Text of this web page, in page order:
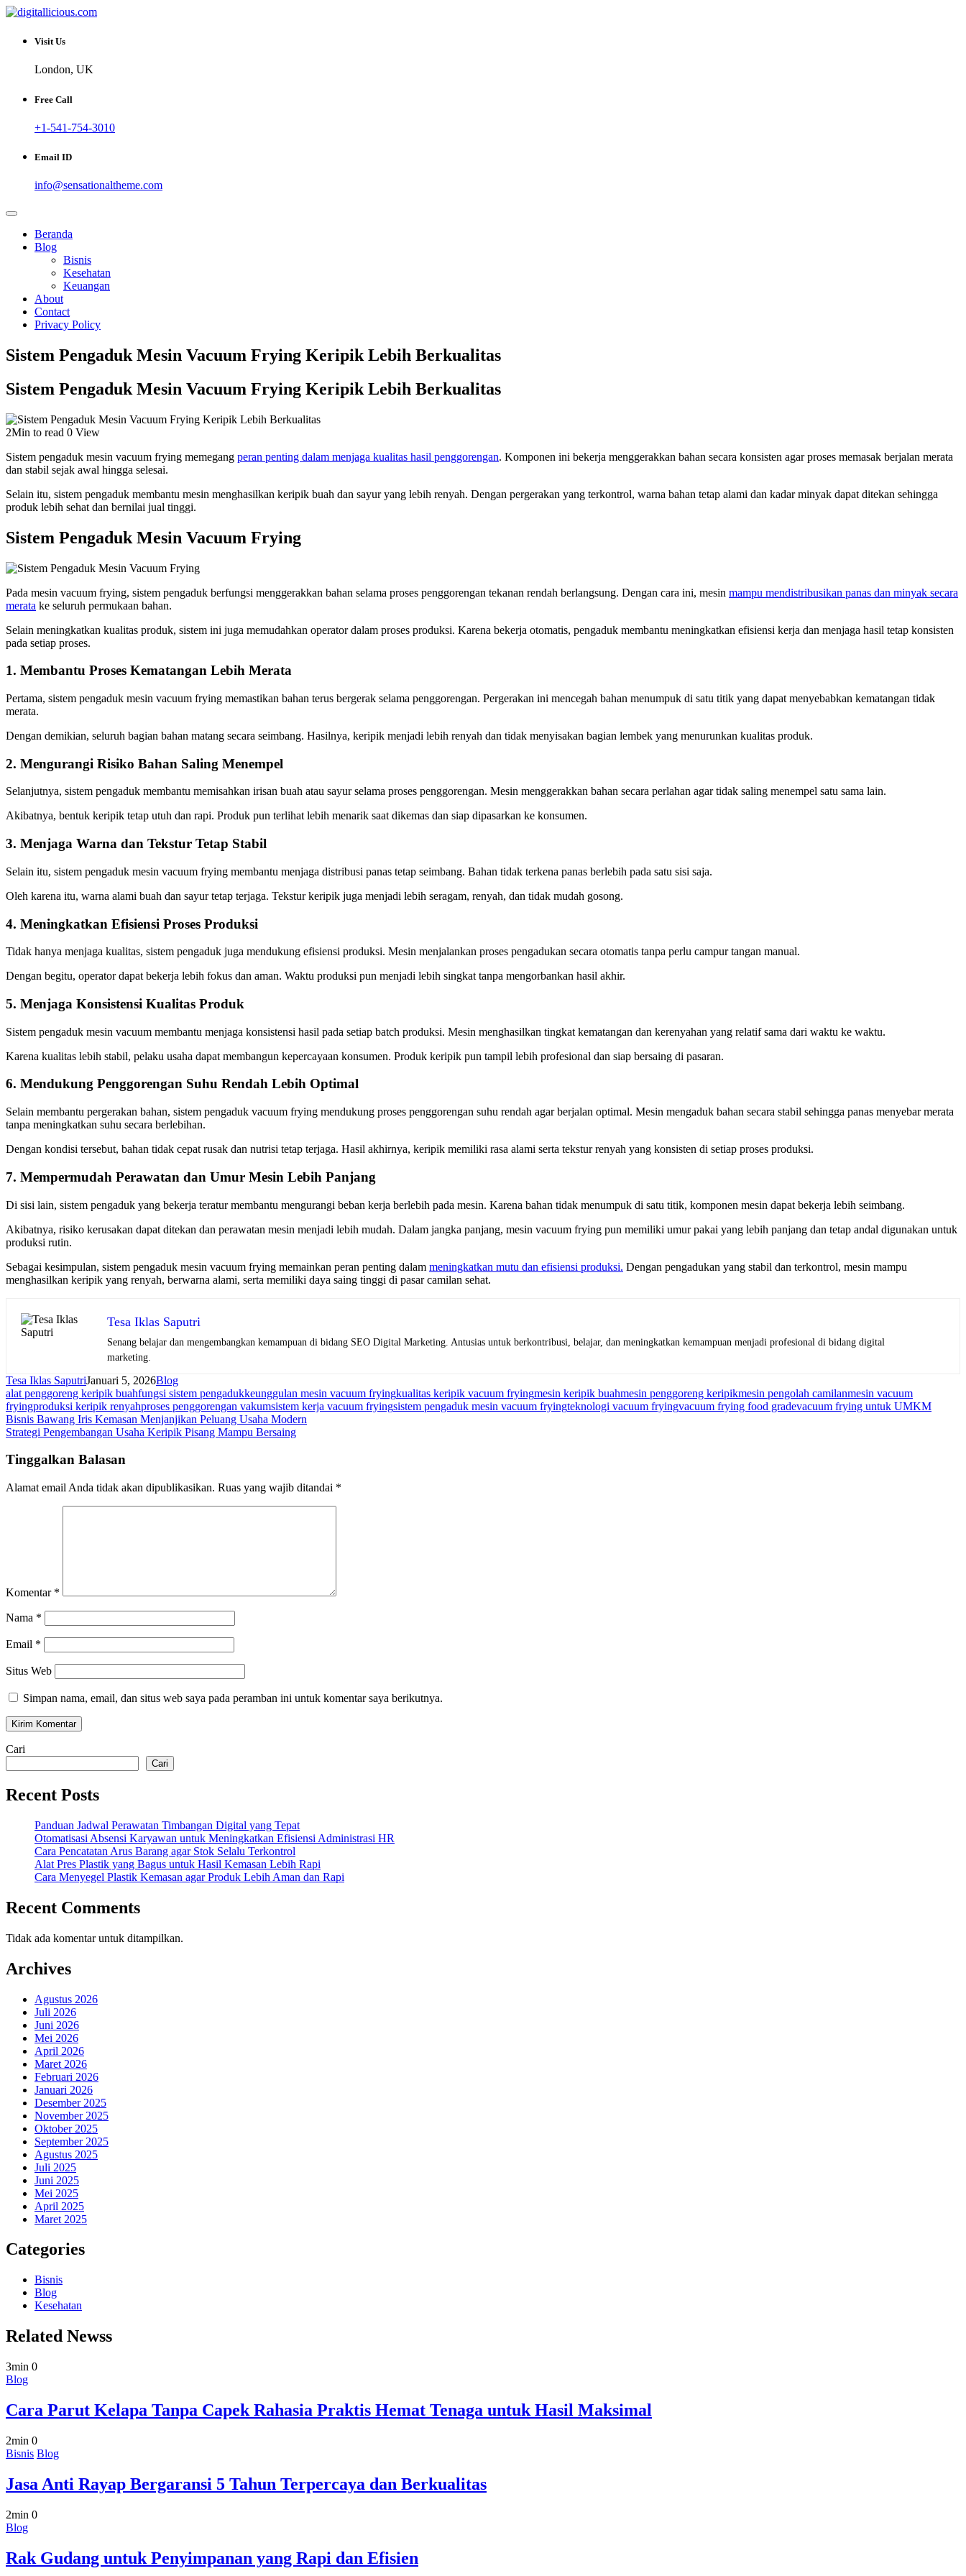
Skip
content
digitallicious.com
Sharing Digital Information
Visit Us
London, UK
Free Call
+1-541-754-3010
Email ID
info@sensationaltheme.com
Beranda
Blog
Bisnis
Kesehatan
Keuangan
About
Contact
Privacy Policy
Sistem Pengaduk Mesin Vacuum Frying Keripik Lebih Berkualitas
Sistem Pengaduk Mesin Vacuum Frying Keripik Lebih Berkualitas
2Min to read 0 View
Sistem pengaduk mesin vacuum frying memegang peran penting dalam menjaga kualitas hasil penggorengan. Komponen ini bekerja menggerakkan bahan secara konsisten agar proses memasak berjalan merata
dan stabil sejak awal hingga selesai.
Selain itu, sistem pengaduk membantu mesin menghasilkan keripik buah dan sayur yang lebih renyah. Dengan pergerakan yang terkontrol, warna bahan tetap alami dan kadar minyak dapat ditekan sehingga
produk lebih sehat dan bernilai jual tinggi.
Sistem Pengaduk Mesin Vacuum Frying
Pada mesin vacuum frying, sistem pengaduk berfungsi menggerakkan bahan selama proses penggorengan tekanan rendah berlangsung. Dengan cara ini, mesin mampu mendistribusikan panas dan minyak secara
merata ke seluruh permukaan bahan.
Selain meningkatkan kualitas produk, sistem ini juga memudahkan operator dalam proses produksi. Karena bekerja otomatis, pengaduk membantu meningkatkan efisiensi kerja dan menjaga hasil tetap konsisten
pada setiap proses.
1. Membantu Proses Kematangan Lebih Merata
Pertama, sistem pengaduk mesin vacuum frying memastikan bahan terus bergerak selama penggorengan. Pergerakan ini mencegah bahan menumpuk di satu titik yang dapat menyebabkan kematangan tidak
merata.
Dengan demikian, seluruh bagian bahan matang secara seimbang. Hasilnya, keripik menjadi lebih renyah dan tidak menyisakan bagian lembek yang menurunkan kualitas produk.
2. Mengurangi Risiko Bahan Saling Menempel
Selanjutnya, sistem pengaduk membantu memisahkan irisan buah atau sayur selama proses penggorengan. Mesin menggerakkan bahan secara perlahan agar tidak saling menempel satu sama lain.
Akibatnya, bentuk keripik tetap utuh dan rapi. Produk pun terlihat lebih menarik saat dikemas dan siap dipasarkan ke konsumen.
3. Menjaga Warna dan Tekstur Tetap Stabil
Selain itu, sistem pengaduk mesin vacuum frying membantu menjaga distribusi panas tetap seimbang. Bahan tidak terkena panas berlebih pada satu sisi saja.
Oleh karena itu, warna alami buah dan sayur tetap terjaga. Tekstur keripik juga menjadi lebih seragam, renyah, dan tidak mudah gosong.
4. Meningkatkan Efisiensi Proses Produksi
Tidak hanya menjaga kualitas, sistem pengaduk juga mendukung efisiensi produksi. Mesin menjalankan proses pengadukan secara otomatis tanpa perlu campur tangan manual.
Dengan begitu, operator dapat bekerja lebih fokus dan aman. Waktu produksi pun menjadi lebih singkat tanpa mengorbankan hasil akhir.
5. Menjaga Konsistensi Kualitas Produk
Sistem pengaduk mesin vacuum membantu menjaga konsistensi hasil pada setiap batch produksi. Mesin menghasilkan tingkat kematangan dan kerenyahan yang relatif sama dari waktu ke waktu.
Karena kualitas lebih stabil, pelaku usaha dapat membangun kepercayaan konsumen. Produk keripik pun tampil lebih profesional dan siap bersaing di pasaran.
6. Mendukung Penggorengan Suhu Rendah Lebih Optimal
Selain membantu pergerakan bahan, sistem pengaduk vacuum frying mendukung proses penggorengan suhu rendah agar berjalan optimal. Mesin mengaduk bahan secara stabil sehingga panas menyebar merata
tanpa meningkatkan suhu secara berlebihan.
Dengan kondisi tersebut, bahan tidak cepat rusak dan nutrisi tetap terjaga. Hasil akhirnya, keripik memiliki rasa alami serta tekstur renyah yang konsisten di setiap proses produksi.
7. Mempermudah Perawatan dan Umur Mesin Lebih Panjang
Di sisi lain, sistem pengaduk yang bekerja teratur membantu mengurangi beban kerja berlebih pada mesin. Karena bahan tidak menumpuk di satu titik, komponen mesin dapat bekerja lebih seimbang.
Akibatnya, risiko kerusakan dapat ditekan dan perawatan mesin menjadi lebih mudah. Dalam jangka panjang, mesin vacuum frying pun memiliki umur pakai yang lebih panjang dan tetap andal digunakan untuk
produksi rutin.
Sebagai kesimpulan, sistem pengaduk mesin vacuum frying memainkan peran penting dalam meningkatkan mutu dan efisiensi produksi. Dengan pengadukan yang stabil dan terkontrol, mesin mampu
menghasilkan keripik yang renyah, berwarna alami, serta memiliki daya saing tinggi di pasar camilan sehat.
Tesa Iklas Saputri
Senang belajar dan mengembangkan kemampuan di bidang SEO Digital Marketing. Antusias untuk berkontribusi, belajar, dan meningkatkan kemampuan menjadi profesional di bidang digital
marketing.
Tesa Iklas SaputriJanuari 5, 2026Blog
alat penggoreng keripik buahfungsi sistem pengadukkeunggulan mesin vacuum fryingkualitas keripik vacuum fryingmesin keripik buahmesin penggoreng keripikmesin pengolah camilanmesin vacuum
fryingproduksi keripik renyahproses penggorengan vakumsistem kerja vacuum fryingsistem pengaduk mesin vacuum fryingteknologi vacuum fryingvacuum frying food gradevacuum frying untuk UMKM
Navigasi
pos
Bisnis Bawang Iris Kemasan Menjanjikan Peluang Usaha Modern
Strategi Pengembangan Usaha Keripik Pisang Mampu Bersaing
Tinggalkan Balasan
Alamat email Anda tidak akan dipublikasikan. Ruas yang wajib ditandai *
Komentar *
Nama *
Email *
Situs Web
Simpan nama, email, dan situs web saya pada peramban ini untuk komentar saya berikutnya.
Cari
Cari
Recent Posts
Panduan Jadwal Perawatan Timbangan Digital yang Tepat
Otomatisasi Absensi Karyawan untuk Meningkatkan Efisiensi Administrasi HR
Cara Pencatatan Arus Barang agar Stok Selalu Terkontrol
Alat Pres Plastik yang Bagus untuk Hasil Kemasan Lebih Rapi
Cara Menyegel Plastik Kemasan agar Produk Lebih Aman dan Rapi
Recent Comments
Tidak ada komentar untuk ditampilkan.
Archives
Agustus 2026
Juli 2026
Juni 2026
Mei 2026
April 2026
Maret 2026
Februari 2026
Januari 2026
Desember 2025
November 2025
Oktober 2025
September 2025
Agustus 2025
Juli 2025
Juni 2025
Mei 2025
April 2025
Maret 2025
Categories
Bisnis
Blog
Kesehatan
Related Newss
3min 0
Blog
Cara Parut Kelapa Tanpa Capek Rahasia Praktis Hemat Tenaga untuk Hasil Maksimal
2min 0
Bisnis Blog
Jasa Anti Rayap Bergaransi 5 Tahun Terpercaya dan Berkualitas
2min 0
Blog
Rak Gudang untuk Penyimpanan yang Rapi dan Efisien